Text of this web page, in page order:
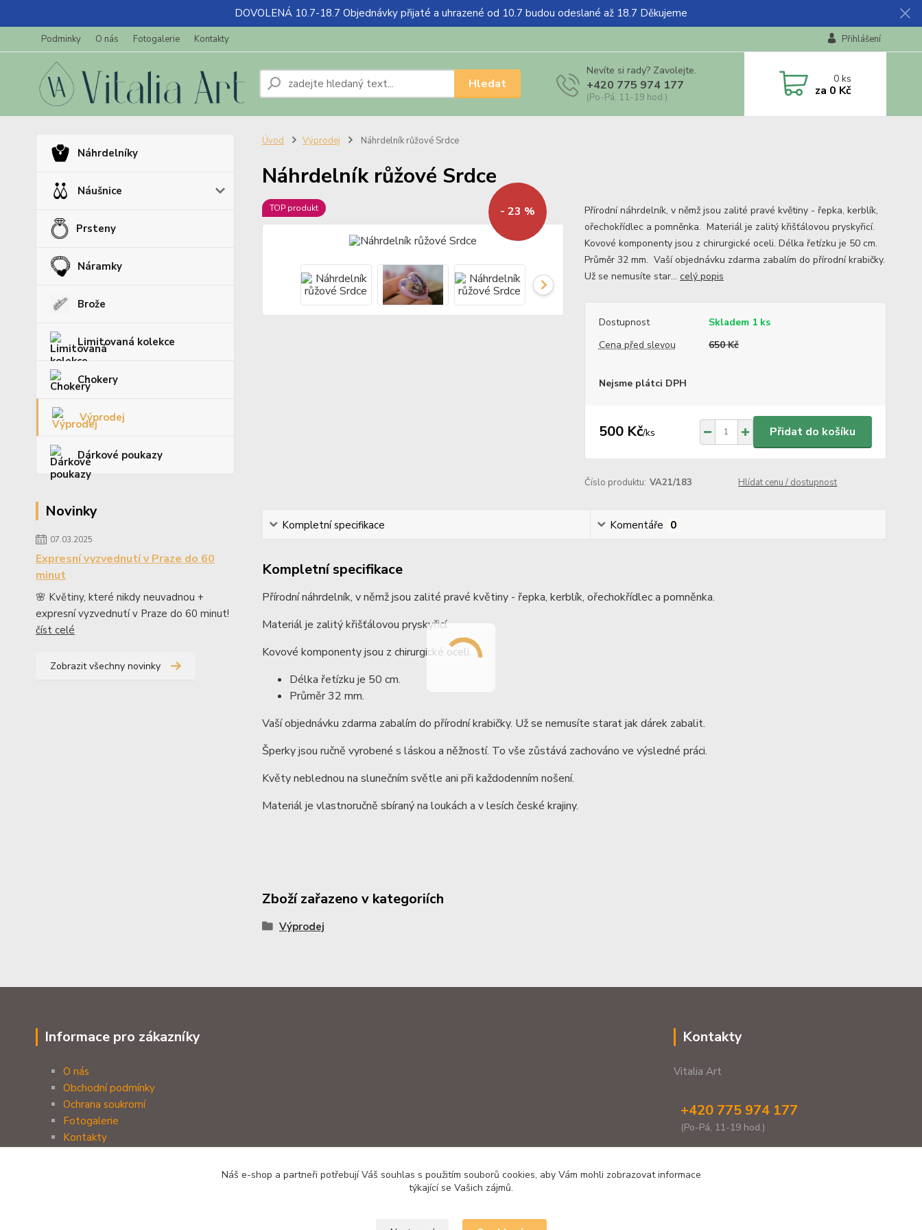
DOVOLENÁ 10.7-18.7 Objednávky přijaté a uhrazené od 10.7 budou odeslané až 18.7 Děkujeme
Podminky O nás Fotogalerie Kontakty Přihlášení
Hledat
Nevíte si rady? Zavolejte.
+420 775 974 177
(Po-Pá, 11-19 hod.)
0ks
za 0 Kč
Náhrdelníky
Náušnice
Prsteny
Náramky
Brože
Limitovaná kolekce
Chokery
Výprodej
Dárkové poukazy
Novinky
07.03.2025
Expresní vyzvednutí v Praze do 60
minut
🌸 Květiny, které nikdy neuvadnou +
expresní vyzvednutí v Praze do 60 minut!
číst celé
Zobrazit všechny novinky
Úvod Výprodej Náhrdelník růžové Srdce
Náhrdelník růžové Srdce
TOP produkt - 23 %
Přírodní náhrdelník, v němž jsou zalité pravé květiny - řepka, kerblík,
ořechokřídlec a pomněnka. Materiál je zalitý křišťálovou pryskyřicí.
Kovové komponenty jsou z chirurgické oceli. Délka řetízku je 50 cm.
Průměr 32 mm. Vaší objednávku zdarma zabalím do přírodní krabičky.
Už se nemusíte star... celý popis
Dostupnost
Skladem 1 ks
Cena před slevou
650 Kč
Nejsme plátci DPH
500 Kč/ks Přidat do košíku
Číslo produktu: VA21/183 Hlídat cenu / dostupnost
Kompletní specifikace Komentáře 0
Kompletní specifikace
Přírodní náhrdelník, v němž jsou zalité pravé květiny - řepka, kerblík, ořechokřídlec a pomněnka.
Materiál je zalitý křišťálovou pryskyřicí.
Kovové komponenty jsou z chirurgické oceli.
Délka řetízku je 50 cm.
Průměr 32 mm.
Vaší objednávku zdarma zabalím do přírodní krabičky. Už se nemusíte starat jak dárek zabalit.
Šperky jsou ručně vyrobené s láskou a něžností. To vše zůstává zachováno ve výsledné práci.
Květy neblednou na slunečním světle ani při každodenním nošení.
Materiál je vlastnoručně sbíraný na loukách a v lesích české krajiny.
Zboží zařazeno v kategoriích
Výprodej
Informace pro zákazníky
O nás
Obchodní podmínky
Ochrana soukromí
Fotogalerie
Kontakty
Kontakty
Vitalia Art
+420 775 974 177
(Po-Pá, 11-19 hod.)
Náš e-shop a partneři potřebují Váš souhlas s použitím souborů cookies, aby Vám mohli zobrazovat informace
týkající se Vašich zájmů.